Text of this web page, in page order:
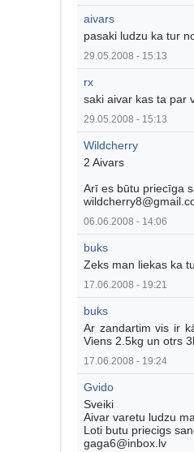
aivars
pasaki ludzu ka tur
29.05.2008 - 15:13
rx
saki aivar kas ta par
29.05.2008 - 15:13
Wildcherry
2 Aivars
Arī es būtu priecīga
06.06.2008 - 14:06
buks
Zeks man liekas ka
17.06.2008 - 19:21
buks
Ar zandartim vis ir
Viens 2.5kg un otrs
17.06.2008 - 19:24
Gvido
Sveiki
Aivar varetu ludzu
Loti butu priecigs
gaga6@inbox.lv